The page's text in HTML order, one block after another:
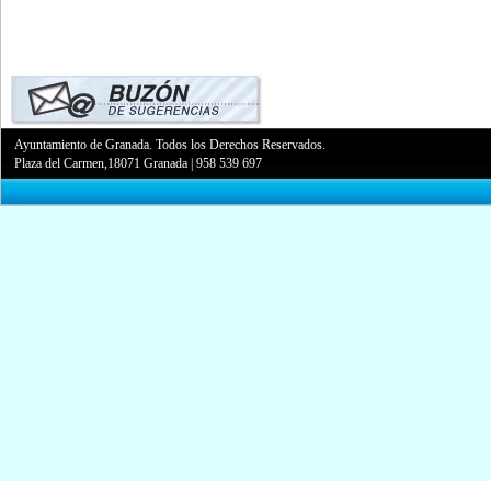
Ayuntamiento de Granada. Todos los Derechos Reservados.
Plaza del Carmen,18071 Granada |958 539 697